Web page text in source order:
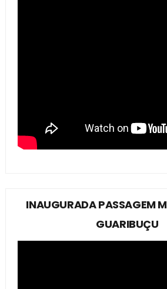
INAUGURADA PASSAGEM
GUARIBUÇU